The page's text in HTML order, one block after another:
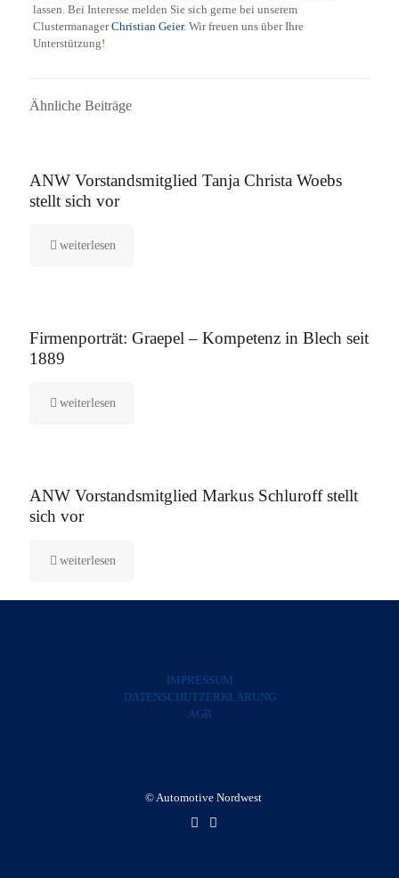
lassen. Bei Interesse melden Sie sich gerne bei unserem
ClustermanagerChristian Geier. Wir freuen uns über Ihre
Unterstützung!
Ähnliche Beiträge
ANW Vorstandsmitglied Tanja Christa Woebs
stellt sich vor
weiterlesen
Firmenporträt: Graepel – Kompetenz in Blech seit
1889
weiterlesen
ANW Vorstandsmitglied Markus Schluroff stellt
sich vor
weiterlesen
IMPRESSUM
DATENSCHUTZERKLÄRUNG
AGB
© Automotive Nordwest